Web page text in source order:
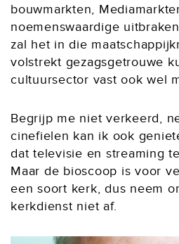
bouwmarkten,
noemenswaardige
zal het in die
volstrekt gezagsgetrouwe
cultuursector vast ook wel
Begrijp me niet verkeerd,
cinefielen kan ik ook
dat televisie en streaming
Maar de bioscoop is voor
een soort kerk, dus neem
kerkdienst niet af.